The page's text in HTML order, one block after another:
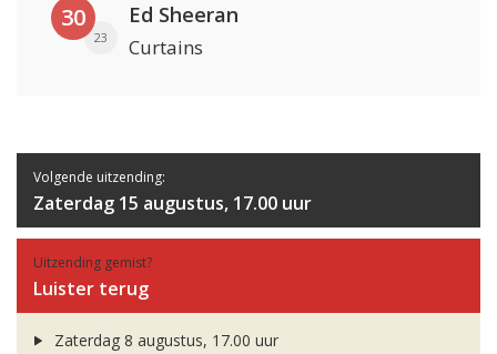
30
23
Ed Sheeran
Curtains
Volgende uitzending:
Zaterdag 15 augustus, 17.00 uur
Uitzending gemist?
Luister terug
Zaterdag 8 augustus, 17.00 uur